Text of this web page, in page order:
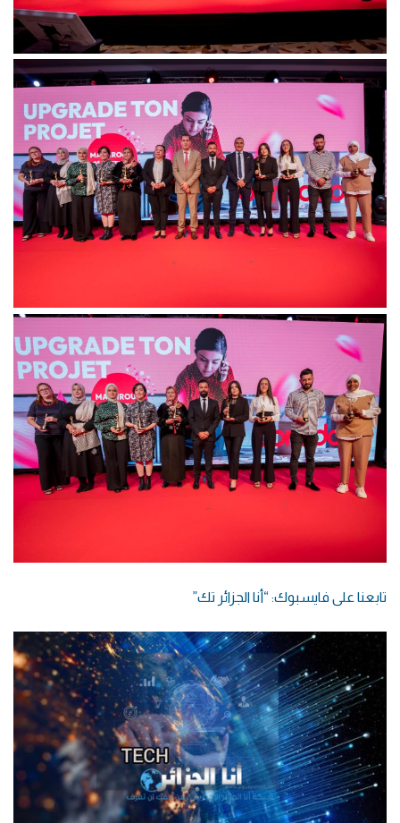
تابعنا على فايسبوك: “أنا الجزائر تك”